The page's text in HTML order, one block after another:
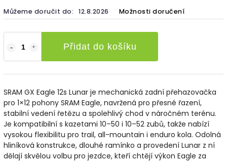
Můžeme doručit do: 12.8.2026 Možnosti doručení
Přidat do košíku
SRAM GX Eagle 12s Lunar je mechanická zadní přehazovačka
pro 1×12 pohony SRAM Eagle, navržená pro přesné řazení,
stabilní vedení řetězu a spolehlivý chod v náročném terénu.
Je kompatibilní s kazetami 10–50 i 10–52 zubů, takže nabízí
vysokou flexibilitu pro trail, all-mountain i enduro kola. Odolná
hliníková konstrukce, dlouhé ramínko a provedení Lunar z ní
dělají skvělou volbu pro jezdce, kteří chtějí výkon Eagle za